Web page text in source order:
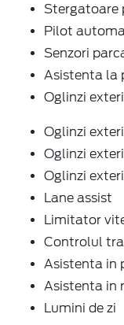
Stergatoare
Pilot
Senzori
Asistenta la
Oglinzi
Oglinzi
Oglinzi
Oglinzi
Lane assist
Limitator
Controlul
Asistenta in
Asistenta in
Lumini de zi